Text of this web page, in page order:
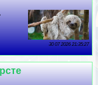
30 07 2026 21:35:27